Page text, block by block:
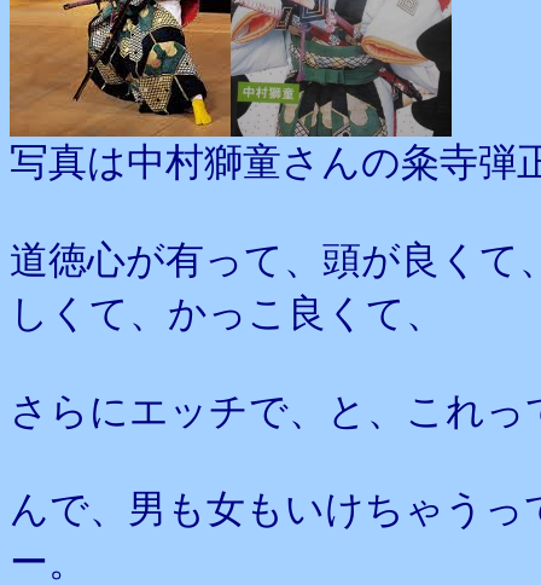
写真は中村獅童さんの粂寺弾
道徳心が有って、頭が良くて
しくて、かっこ良くて、
さらにエッチで、と、これ
んで、男も女もいけちゃう
ー。